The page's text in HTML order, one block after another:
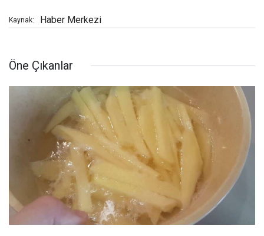
Kaynak: Haber Merkezi
Öne Çıkanlar